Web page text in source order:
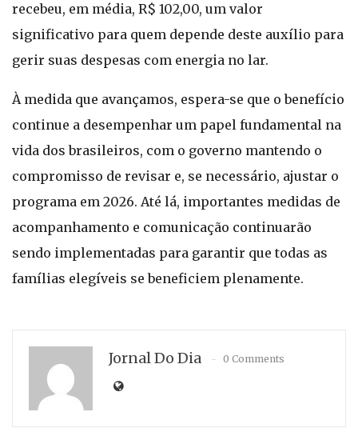
recebeu, em média, R$ 102,00, um valor
significativo para quem depende deste auxílio para
gerir suas despesas com energia no lar.
À medida que avançamos, espera-se que o benefício
continue a desempenhar um papel fundamental na
vida dos brasileiros, com o governo mantendo o
compromisso de revisar e, se necessário, ajustar o
programa em 2026. Até lá, importantes medidas de
acompanhamento e comunicação continuarão
sendo implementadas para garantir que todas as
famílias elegíveis se beneficiem plenamente.
Jornal Do Dia 0 Comments